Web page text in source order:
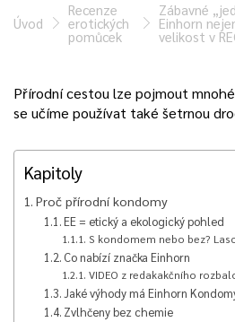
Úvod
Recenze
erotických
pomůcek
Zábavné
Einhorn
velikost v
Přírodní cestou lze pojmout
se učíme používat také šetrnou
Kapitoly
Proč přírodní kondomy
EE = etický a ekologický pohled
S kondomem nebo bez?
Co nabízí značka Einhorn
VIDEO z redakakčního
Jaké výhody má Einhorn
Zvlhčeny bez chemie